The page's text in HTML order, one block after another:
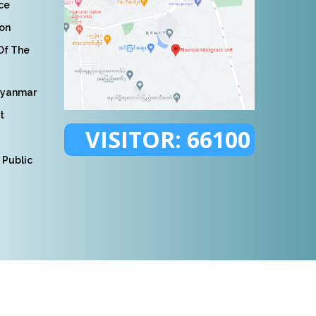
The
Public
VISITOR: 66100